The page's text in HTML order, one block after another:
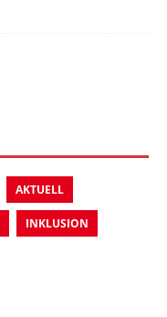
AKTUELL
INKLUSION